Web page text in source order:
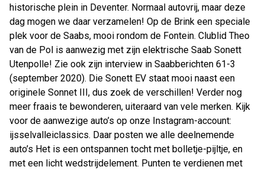
historische plein in Deventer. Normaal autovrij, maar deze
dag mogen we daar verzamelen! Op de Brink een speciale
plek voor de Saabs, mooi rondom de Fontein. Clublid Theo
van de Pol is aanwezig met zijn elektrische Saab Sonett
Utenpolle! Zie ook zijn interview in Saabberichten 61-3
(september 2020). Die Sonett EV staat mooi naast een
originele Sonnet III, dus zoek de verschillen! Verder nog
meer fraais te bewonderen, uiteraard van vele merken. Kijk
voor de aanwezige auto’s op onze Instagram-account:
ijsselvalleiclassics. Daar posten we alle deelnemende
auto’s Het is een ontspannen tocht met bolletje-pijltje, en
met een licht wedstrijdelement. Punten te verdienen met